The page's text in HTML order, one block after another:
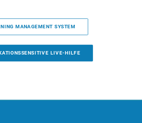
MANAGEMENT SYSTEM
LIVE-HILFE